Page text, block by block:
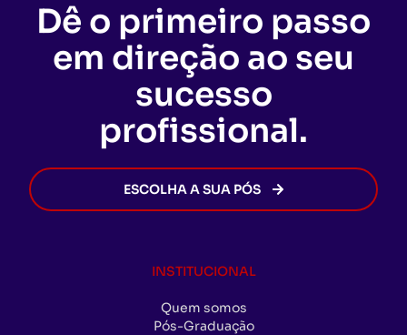
Dê o primeiro passo
em direção ao seu
sucesso
profissional.
ESCOLHA A SUA PÓS
INSTITUCIONAL
Quem somos
Pós-Graduação